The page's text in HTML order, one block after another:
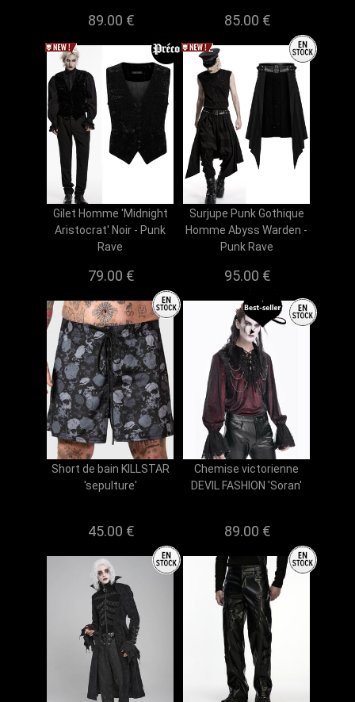
89.00 € 85.00 €
Gilet Homme 'Midnight
Aristocrat' Noir - Punk
Rave
79.00 €
Surjupe Punk Gothique
Homme Abyss Warden -
Punk Rave
95.00 €
Short de bain KILLSTAR
'sepulture'
45.00 €
Chemise victorienne
DEVIL FASHION 'Soran'
89.00 €